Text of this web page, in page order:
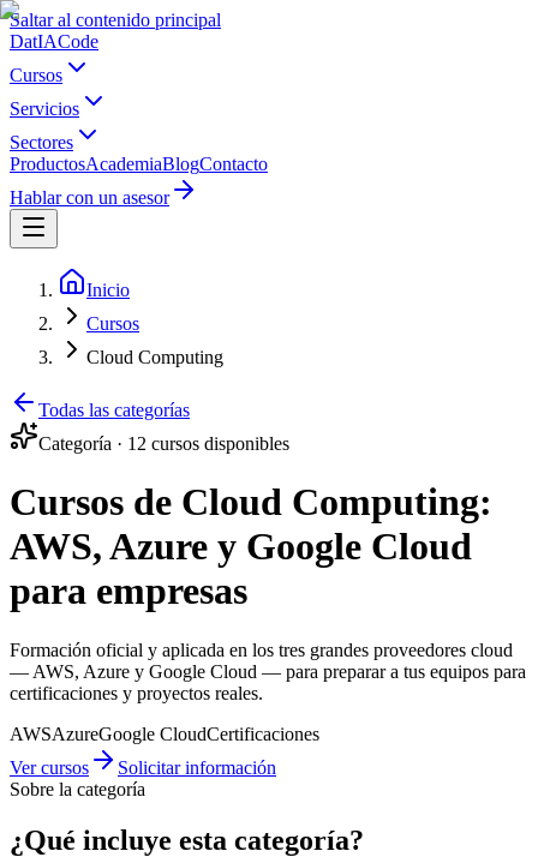
Saltar al contenido principal
DatIACode
Cursos
Servicios
Sectores
ProductosAcademiaBlogContacto
Hablar con un asesor
Inicio
Cursos
Cloud Computing
Todas las categorías
Categoría · 12 cursos disponibles
Cursos de Cloud Computing:
AWS, Azure y Google Cloud
para empresas
Formación oficial y aplicada en los tres grandes proveedores cloud
— AWS, Azure y Google Cloud — para preparar a tus equipos para
certificaciones y proyectos reales.
AWSAzureGoogle CloudCertificaciones
Ver cursos
Solicitar información
Sobre la categoría
¿Qué incluye esta categoría?